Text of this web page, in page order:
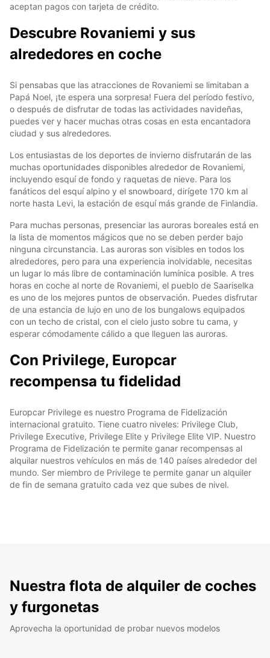
aceptan pagos con tarjeta de crédito.
Descubre Rovaniemi y sus
alrededores en coche
Si pensabas que las atracciones de Rovaniemi se limitaban a
Papá Noel, ¡te espera una sorpresa! Fuera del período festivo,
o después de disfrutar de todas las actividades navideñas,
puedes ver y hacer muchas otras cosas en esta encantadora
ciudad y sus alrededores.
Los entusiastas de los deportes de invierno disfrutarán de las
muchas oportunidades disponibles alrededor de Rovaniemi,
incluyendo esquí de fondo y raquetas de nieve. Para los
fanáticos del esquí alpino y el snowboard, dirígete 170 km al
norte hasta Levi, la estación de esquí más grande de Finlandia.
Para muchas personas, presenciar las auroras boreales está en
la lista de momentos mágicos que no se deben perder bajo
ninguna circunstancia. Las auroras son visibles en todos los
alrededores, pero para una experiencia inolvidable, necesitas
un lugar lo más libre de contaminación lumínica posible. A tres
horas en coche al norte de Rovaniemi, el pueblo de Saariselka
es uno de los mejores puntos de observación. Puedes disfrutar
de una estancia de lujo en uno de los bungalows equipados
con un techo de cristal, con el cielo justo sobre tu cama, y
esperar cómodamente cálido a que lleguen las auroras.
Con Privilege, Europcar
recompensa tu fidelidad
Europcar Privilege es nuestro Programa de Fidelización
internacional gratuito. Tiene cuatro niveles: Privilege Club,
Privilege Executive, Privilege Elite y Privilege Elite VIP. Nuestro
Programa de Fidelización te permite ganar recompensas al
alquilar nuestros vehículos en más de 140 países alrededor del
mundo. Ser miembro de Privilege te permite ganar un alquiler
de fin de semana gratuito cada vez que subes de nivel.
Nuestra flota de alquiler de coches
y furgonetas
Aprovecha la oportunidad de probar nuevos modelos